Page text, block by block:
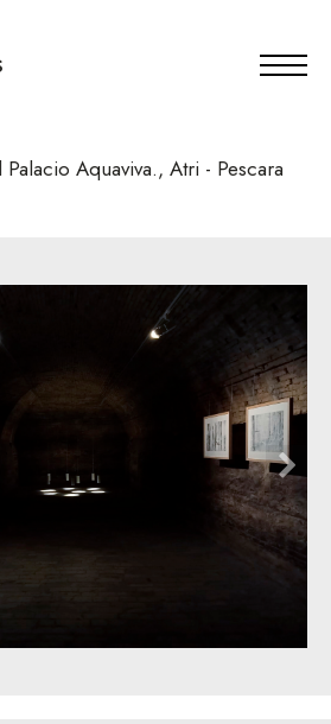
Aquaviva., Atri - Pescara